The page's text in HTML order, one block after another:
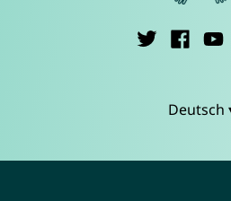
Deutsch